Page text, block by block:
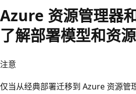
Azure 资源管理器
了解部署模型和资
注意
仅当从经典部署迁移到 Azure 资源管